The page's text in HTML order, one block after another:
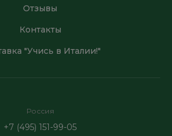
Отзывы
Контакты
"Учись в Италии!"
Россия
+7 (495) 151-99-05